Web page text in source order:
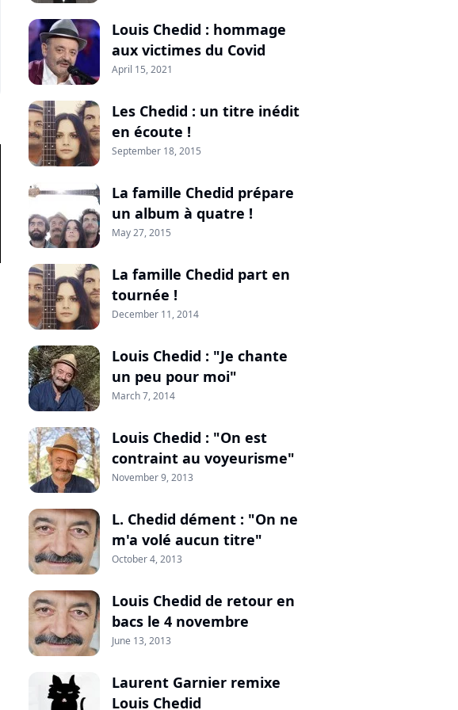
Louis Chedid : hommage
aux victimes du Covid
April 15, 2021
Les Chedid : un titre inédit
en écoute !
September 18, 2015
La famille Chedid prépare
un album à quatre !
May 27, 2015
La famille Chedid part en
tournée !
December 11, 2014
Louis Chedid : "Je chante
un peu pour moi"
March 7, 2014
Louis Chedid : "On est
contraint au voyeurisme"
November 9, 2013
L. Chedid dément : "On ne
m'a volé aucun titre"
October 4, 2013
Louis Chedid de retour en
bacs le 4 novembre
June 13, 2013
Laurent Garnier remixe
Louis Chedid